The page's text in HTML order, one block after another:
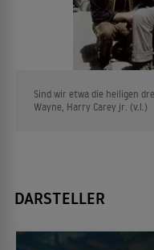
Sind wir etwa die heiligen
Wayne, Harry Carey jr. (v.l.)
DARSTELLER